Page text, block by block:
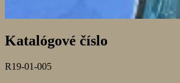
Katalógové číslo
R19-01-005